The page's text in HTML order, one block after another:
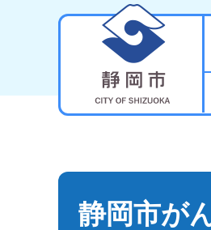
静岡市が